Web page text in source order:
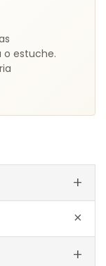
o estuche.
+
+
+